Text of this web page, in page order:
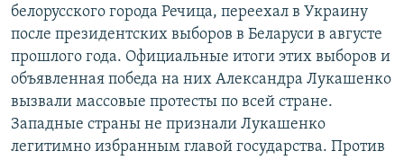
белорусского города Речица, переехал в Украину
после президентских выборов в Беларуси в августе
прошлого года. Официальные итоги этих выборов и
объявленная победа на них Александра Лукашенко
вызвали массовые протесты по всей стране.
Западные страны не признали Лукашенко
легитимно избранным главой государства. Против